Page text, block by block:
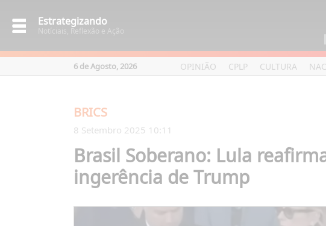
Estrategizando
Notíciais, Reflexão e Ação
6 de Agosto, 2026 OPINIÃO CPLP CULTURA
BRICS
8 Setembro 2025 10:11
Brasil Soberano: Lula
ingerência de Trump